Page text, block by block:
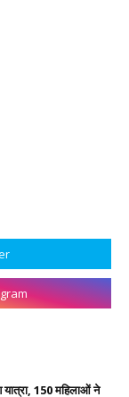
यात्रा, 150 महिलाओं ने